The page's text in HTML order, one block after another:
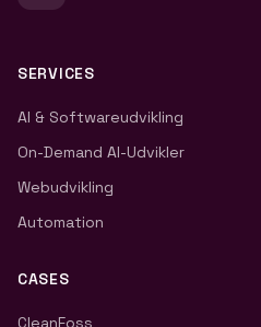
SERVICES
AI & Softwareudvikling
On-Demand AI-Udvikler
Webudvikling
Automation
CASES
CleanFoss